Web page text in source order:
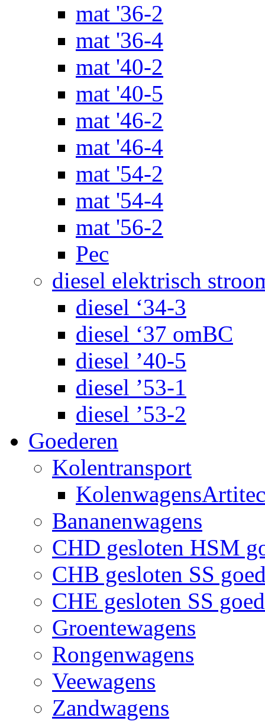
mat '36-2
mat '36-4
mat '40-2
mat '40-5
mat '46-2
mat '46-4
mat '54-2
mat '54-4
mat '56-2
Pec
diesel elektrisch
diesel ‘34-3
diesel ‘37 omBC
diesel ’40-5
diesel ’53-1
diesel ’53-2
Goederen
Kolentransport
KolenwagensArtitec
Bananenwagens
CHD gesloten HSM
CHB gesloten SS
CHE gesloten SS
Groentewagens
Rongenwagens
Veewagens
Zandwagens